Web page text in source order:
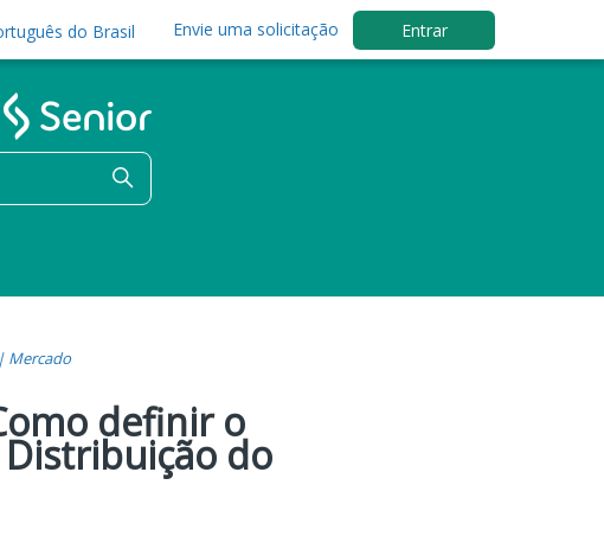
do Brasil Envie uma solicitação Entrar
| Mercado
definir o
do